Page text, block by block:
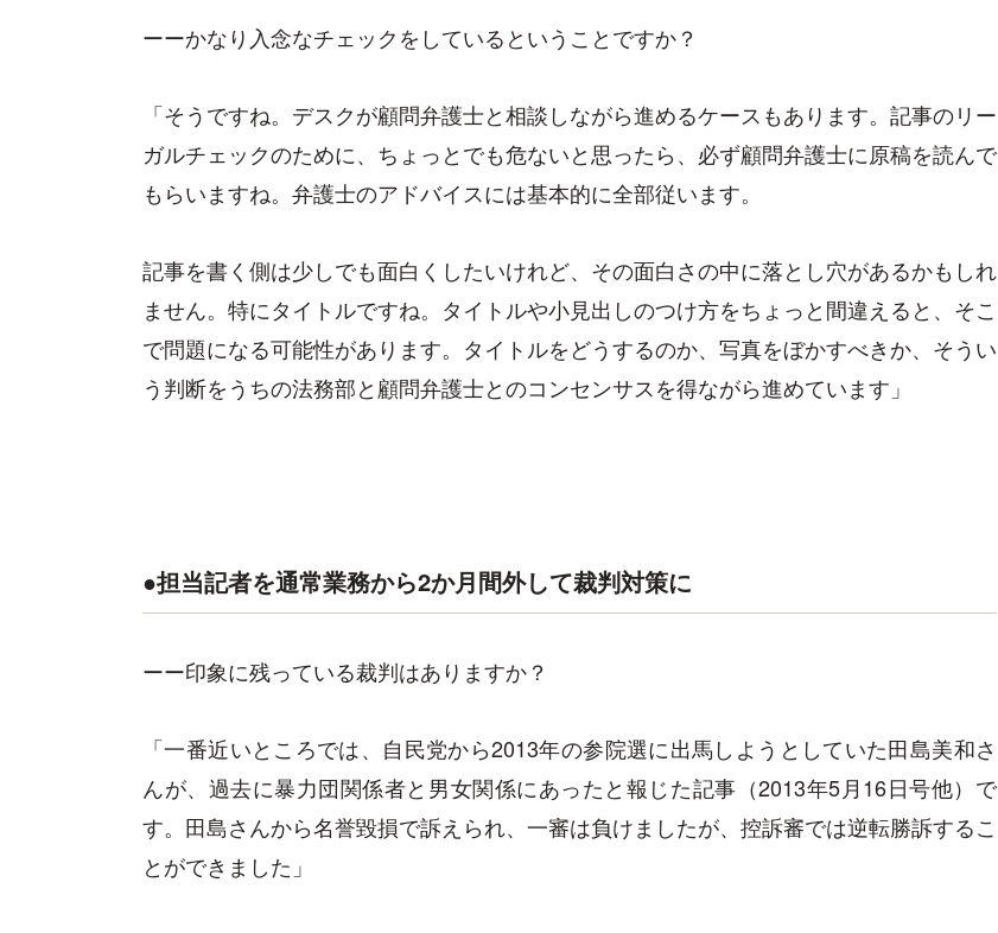
ーーかなり入念なチェックをしているということですか？
「そうですね。デスクが顧問弁護士と相談しながら進めるケースもあります。記事のリー
ガルチェックのために、ちょっとでも危ないと思ったら、必ず顧問弁護士に原稿を読んで
もらいますね。弁護士のアドバイスには基本的に全部従います。
記事を書く側は少しでも面白くしたいけれど、その面白さの中に落とし穴があるかもしれ
ません。特にタイトルですね。タイトルや小見出しのつけ方をちょっと間違えると、そこ
で問題になる可能性があります。タイトルをどうするのか、写真をぼかすべきか、そうい
う判断をうちの法務部と顧問弁護士とのコンセンサスを得ながら進めています」
●担当記者を通常業務から2か月間外して裁判対策に
ーー印象に残っている裁判はありますか？
「一番近いところでは、自民党から2013年の参院選に出馬しようとしていた田島美和さ
んが、過去に暴力団関係者と男女関係にあったと報じた記事（2013年5月16日号他）で
す。田島さんから名誉毀損で訴えられ、一審は負けましたが、控訴審では逆転勝訴するこ
とができました」